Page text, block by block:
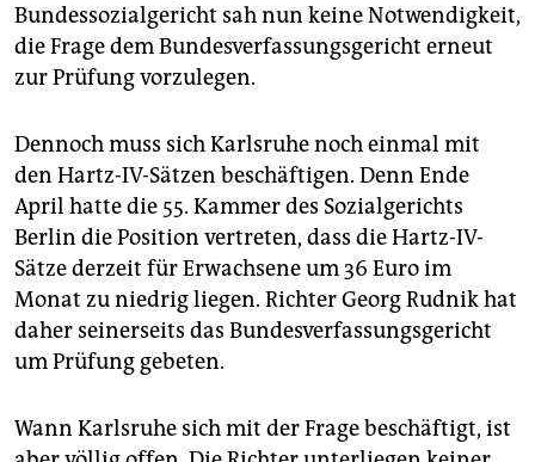
Bundessozialgericht sah nun keine Notwendigkeit,
die Frage dem Bundesverfassungsgericht erneut
zur Prüfung vorzulegen.
Dennoch muss sich Karlsruhe noch einmal mit
den Hartz-IV-Sätzen beschäftigen. Denn Ende
April hatte die 55. Kammer des Sozialgerichts
Berlin die Position vertreten, dass die Hartz-IV-
Sätze derzeit für Erwachsene um 36 Euro im
Monat zu niedrig liegen. Richter Georg Rudnik hat
daher seinerseits das Bundesverfassungsgericht
um Prüfung gebeten.
Wann Karlsruhe sich mit der Frage beschäftigt, ist